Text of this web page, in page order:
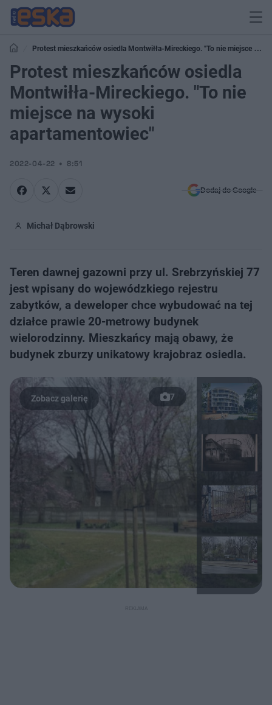
Protest mieszkańców osiedla Montwiłła-Mireckiego. "To nie miejsce na
wysoki apartamentowiec"
Protest mieszkańców osiedla
Montwiłła-Mireckiego. "To nie
miejsce na wysoki
apartamentowiec"
2022-04-22 8:51
Dodaj do Google
Michał Dąbrowski
Teren dawnej gazowni przy ul. Srebrzyńskiej 77
jest wpisany do wojewódzkiego rejestru
zabytków, a deweloper chce wybudować na tej
działce prawie 20-metrowy budynek
wielorodzinny. Mieszkańcy mają obawy, że
budynek zburzy unikatowy krajobraz osiedla.
7